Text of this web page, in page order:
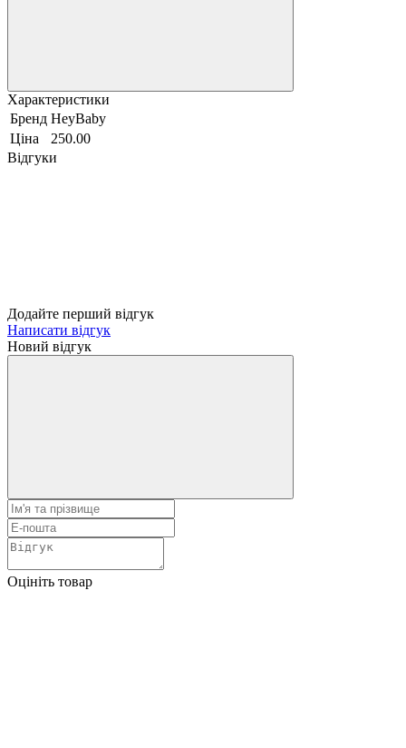
Характеристики
Бренд HeyBaby
Ціна
250.00
Відгуки
Додайте перший відгук
Написати відгук
Новий відгук
Оцініть товар